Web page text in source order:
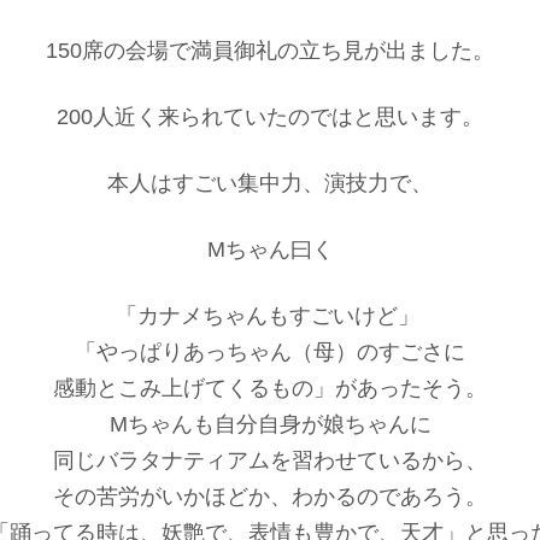
150席の会場で満員御礼の立ち見が出ました。
200人近く来られていたのではと思います。
本人はすごい集中力、演技力で、
Mちゃん曰く
「カナメちゃんもすごいけど」
「やっぱりあっちゃん（母）のすごさに
感動とこみ上げてくるもの」があったそう。
Mちゃんも自分自身が娘ちゃんに
同じバラタナティアムを習わせているから、
その苦労がいかほどか、わかるのであろう。
踊ってる時は、妖艶で、表情も豊かで、天才」と思っ